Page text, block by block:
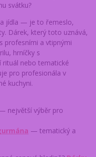
svátku?
jídla — je to řemeslo,
Dárek, který toto uznává,
profesními a vtipnými
hrníčky s
nebo tematické
pro profesionála v
kuchyni.
největší výběr pro
— tematický a